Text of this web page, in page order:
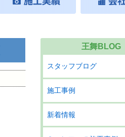
王舞BLOG
スタッフブログ
施工事例
新着情報